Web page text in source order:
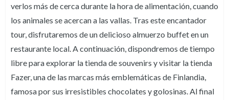
verlos más de cerca durante la hora de alimentación, cuando
los animales se acercan a las vallas. Tras este encantador
tour, disfrutaremos de un delicioso almuerzo buffet en un
restaurante local. A continuación, dispondremos de tiempo
libre para explorar la tienda de souvenirs y visitar la tienda
Fazer, una de las marcas más emblemáticas de Finlandia,
famosa por sus irresistibles chocolates y golosinas. Al final